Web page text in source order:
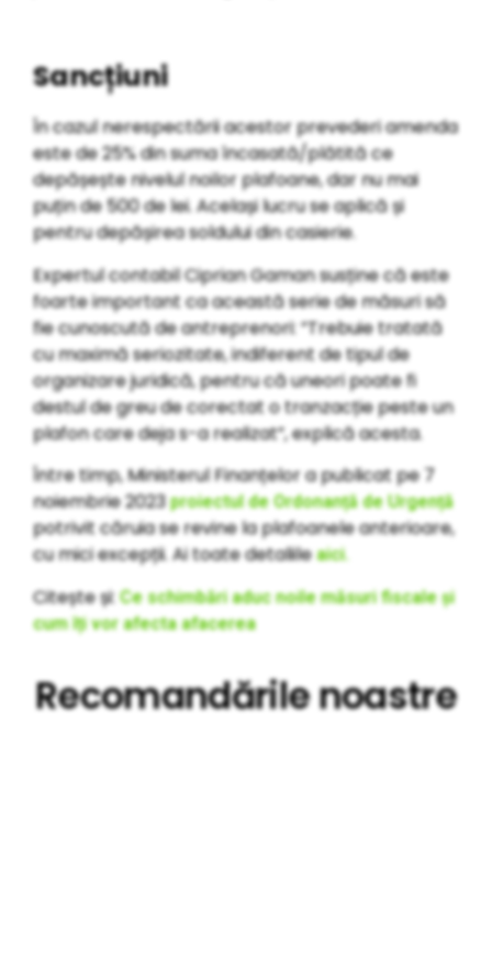
Sancțiuni
În cazul nerespectării acestor prevederi amenda
este de 25% din suma încasată/plătită ce
depășește nivelul noilor plafoane, dar nu mai
puțin de 500 de lei. Același lucru se aplică și
pentru depășirea soldului din casierie.
Expertul contabil Ciprian Gaman susține că este
foarte important ca această serie de măsuri să
fie cunoscută de antreprenori: ”Trebuie tratată
cu maximă seriozitate, indiferent de tipul de
organizare juridică, pentru căuneori poate fi
destul de greu de corectat o tranzacție peste un
plafon care deja s-a realizat”, explică acesta.
Între timp, Ministerul Finanțelor a publicat pe 7
noiembrie 2023proiectul de Ordonanță de Urgență
potrivit căruia se revine la plafoanele anterioare,
cu mici excepții. Ai toate detaliileaici.
Citește și:Ce schimbări aduc noile măsuri fiscale și
cum îți vor afecta afacerea
Recomandările noastre